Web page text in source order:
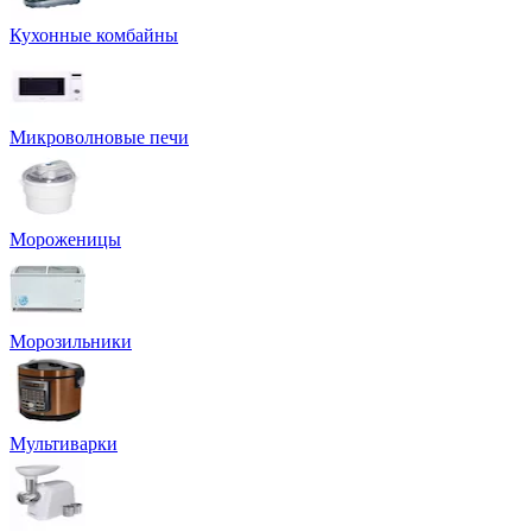
Кухонные комбайны
Микроволновые печи
Мороженицы
Морозильники
Мультиварки